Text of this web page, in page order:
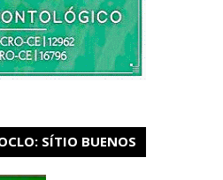
SÍTIO BUENOS